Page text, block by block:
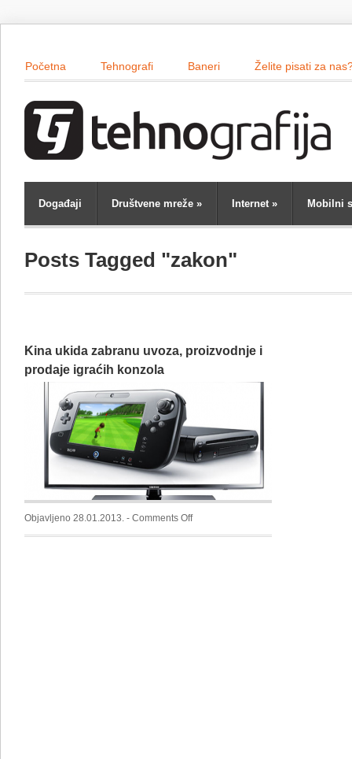
Početna Tehnografi Baneri Želite pisati za
Događaji Društvene mreže » Internet» Mobilni
Posts Tagged "zakon"
Kina ukida zabranu uvoza, proizvodnje i
prodaje igraćih konzola
Objavljeno 28.01.2013. - Comments Offon
Kina